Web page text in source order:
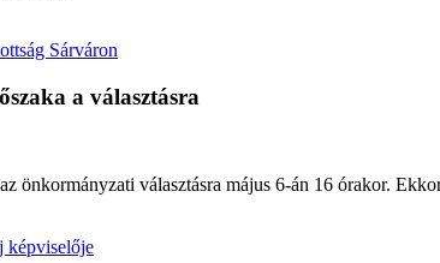
a választásra
önkormányzati választásra május 6-án 16 órakor.